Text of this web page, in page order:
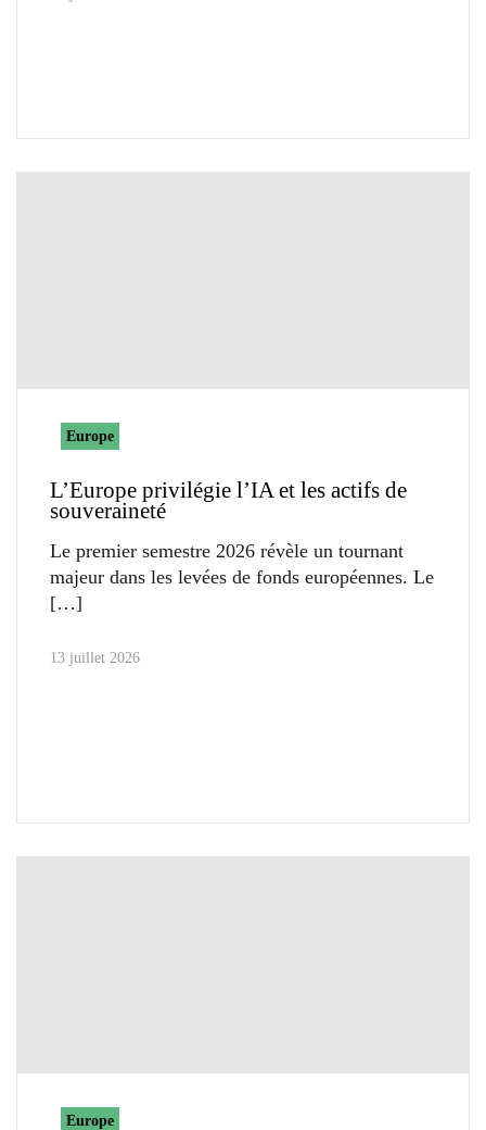
Europe
L’Europe privilégie l’IA et les actifs de
souveraineté
Le premier semestre 2026 révèle un tournant
majeur dans les levées de fonds européennes. Le
13 juillet 2026
Europe